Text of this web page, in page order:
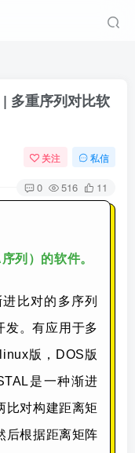
多重序列对比软
关注 私信
0 516 11
列）的软件。
比对的多序列
发。有应用于多
版，DOS版
是一种渐进
比对构建距离矩
后根据距离矩阵